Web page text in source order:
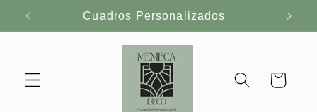
directamente
al contenido
Cuadros Personalizados
Carrito